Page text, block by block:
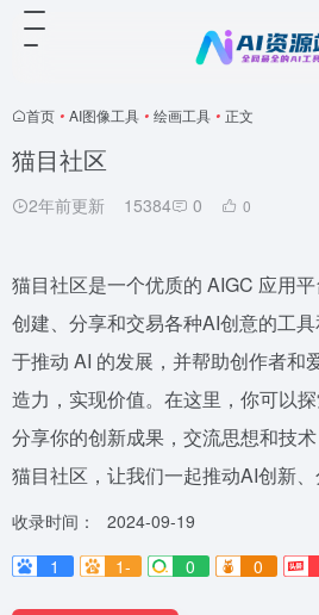
首页 • AI图像工具 • 绘画工具 • 正文
猫目社区
2年前更新 15384 0 0
猫目社区是一个优质的 AIGC 应用
创建、分享和交易各种AI创意的工
于推动 AI 的发展，并帮助创作者和
造力，实现价值。在这里，你可以
分享你的创新成果，交流思想和技
猫目社区，让我们一起推动AI创新
收录时间：
2024-09-19
1
1- 0 0